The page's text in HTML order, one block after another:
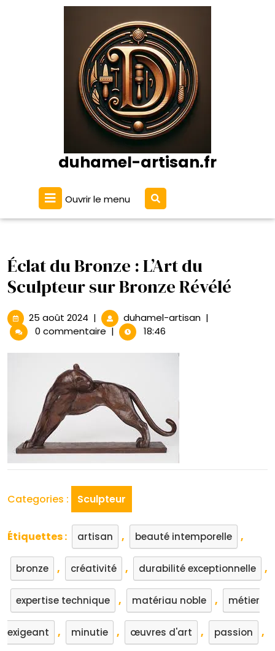
duhamel-artisan.fr
Ouvrir le menu Ouvrir
le
menu
Éclat du Bronze : L’Art du
Sculpteur sur Bronze Révélé
25 août 2024 25
août
| duhamel-artisanÉclat
|
0 commentaire | 18:46
Categories : Sculpteur
Étiquettes : artisan , beauté intemporelle ,
bronze , créativité , durabilité exceptionnelle ,
expertise technique , matériau noble , métier
exigeant , minutie , œuvres d'art , passion ,